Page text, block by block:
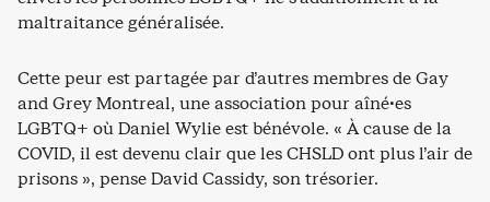
maltraitance généralisée.
Cette peur est partagée par d’autres membres de Gay
and Grey Montreal, une association pour aîné·es
LGBTQ+ où Daniel Wylie est bénévole. « À cause de la
COVID, il est devenu clair que les CHSLD ont plus l’air de
prisons », pense David Cassidy, son trésorier.